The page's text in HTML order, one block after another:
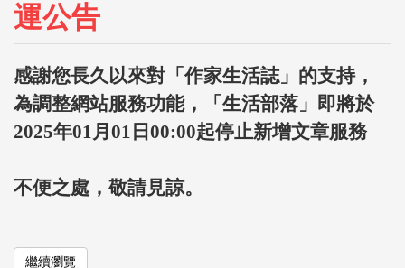
運公告
感謝您長久以來對「作家生活誌」的支持，
為調整網站服務功能，「生活部落」即將於
2025年01月01日00:00起停止新增文章服務
不便之處，敬請見諒。
繼續瀏覽